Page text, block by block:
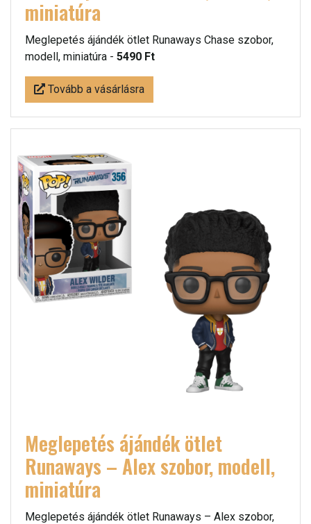
miniatúra
Meglepetés ájándék ötlet Runaways Chase szobor,
modell, miniatúra - 5490 Ft
Tovább a vásárlásra
Meglepetés ájándék ötlet
Runaways – Alex szobor, modell,
miniatúra
Meglepetés ájándék ötlet Runaways – Alex szobor,